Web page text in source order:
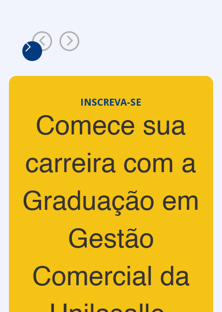
INSCREVA-SE
Comece sua
carreira com a
Graduação em
Gestão
Comercial da